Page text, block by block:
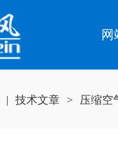
网
| 技术文章 > 压缩空